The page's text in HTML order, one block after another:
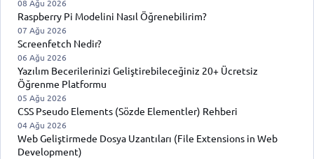
08 Ağu 2026
Raspberry Pi Modelini Nasıl Öğrenebilirim?
07 Ağu 2026
Screenfetch Nedir?
06 Ağu 2026
Yazılım Becerilerinizi Geliştirebileceğiniz 20+ Ücretsiz
Öğrenme Platformu
05 Ağu 2026
CSS Pseudo Elements (Sözde Elementler) Rehberi
04 Ağu 2026
Web Geliştirmede Dosya Uzantıları (File Extensions in Web
Development)